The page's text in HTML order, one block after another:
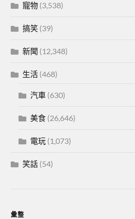
寵物 (3,538)
搞笑 (39)
新聞 (12,348)
生活 (468)
汽車 (630)
美食 (26,646)
電玩 (1,073)
笑話 (54)
彙整